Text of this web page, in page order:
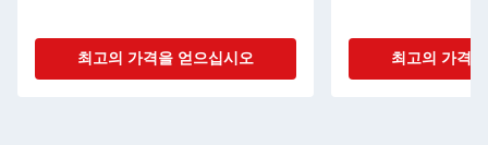
최고의 가격을 얻으십시오 최고의 가격